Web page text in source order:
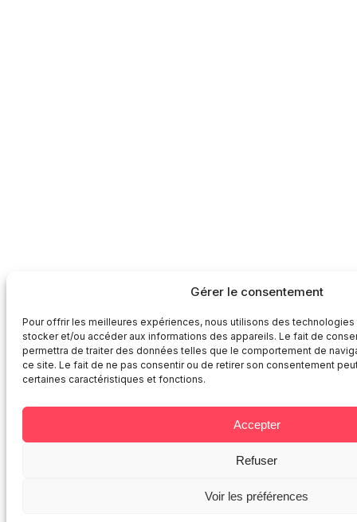
Gérer le consentement
Pour offrir les meilleures expériences, nous utilisons des
stocker et/ou accéder aux informations des appareils. Le fait de
permettra de traiter des données telles que le comportement de
ce site. Le fait de ne pas consentir ou de retirer son consentement
certaines caractéristiques et fonctions.
Accepter
Refuser
Voir les préférences